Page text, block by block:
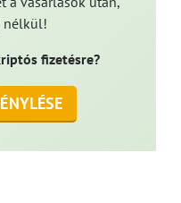
nélkül!
fizetésre?